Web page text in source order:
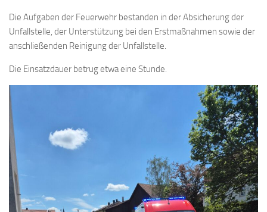
Die Aufgaben der Feuerwehr bestanden in der Absicherung der
Unfallstelle, der Unterstützung bei den Erstmaßnahmen sowie der
anschließenden Reinigung der Unfallstelle.
Die Einsatzdauer betrug etwa eine Stunde.